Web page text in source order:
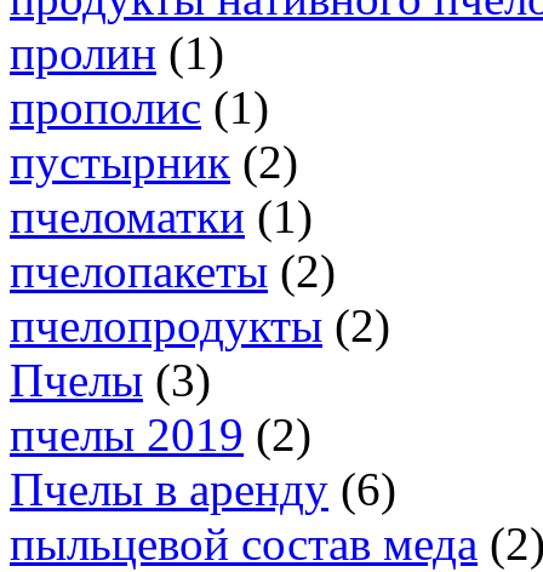
пролин (1)
прополис (1)
пустырник (2)
пчеломатки (1)
пчелопакеты (2)
пчелопродукты (2)
Пчелы (3)
пчелы 2019 (2)
Пчелы в аренду (6)
пыльцевой состав меда